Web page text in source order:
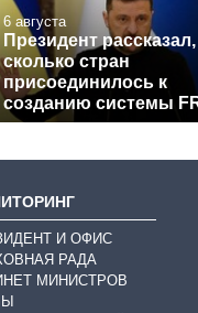
6 августа
Президент рассказал,
сколько стран
присоединилось к
созданию системы
И ОФИС
РАДА
МИНИСТРОВ